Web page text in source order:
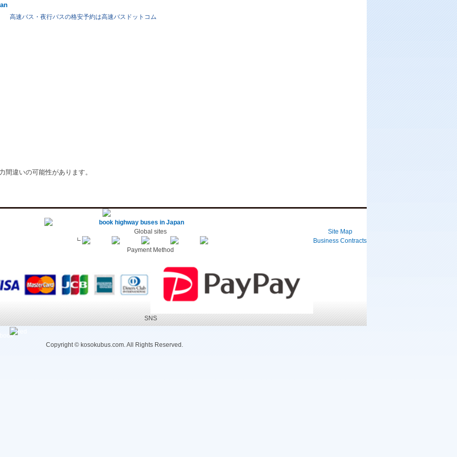
高速バス・夜行バスの格安予約は高速バスドットコム
間違いの可能性があります。
book highway buses in Japan
Site Map
Business Contracts
Global sites
┗
Payment Method
SNS
Copyright © kosokubus.com. All Rights Reserved.